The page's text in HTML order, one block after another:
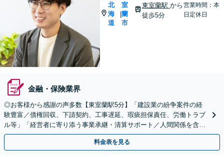
北
海
道
|
室
蘭
市
東室蘭駅 から
徒歩5分
営業時間：本
日定休日
金融・保険業界
◎お客様から感謝の声多数【東室蘭駅5分】「建設業の紛争案件の経
験豊富／債権回収、下請契約、工事遅延、瑕疵担保責任、労働トラブ
ル等」「経営者に寄り添う事業承継・清算サポート／人間関係を含め
た総合的なアドバイス」顧問契約／WEB面談／夜間相談可
料金表を見る